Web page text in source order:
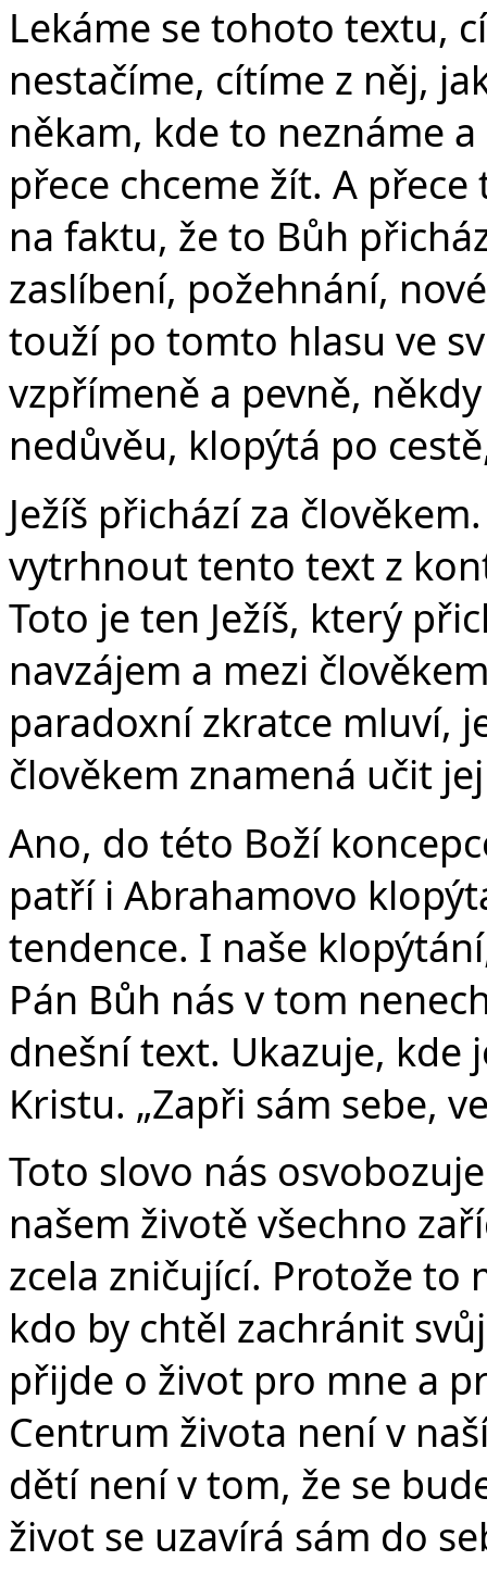
Lekáme se tohoto textu,
nestačíme, cítíme z něj,
někam, kde to neznáme
přece chceme žít. A
na faktu, že to Bůh
zaslíbení, požehnání,
touží po tomto hlasu ve
vzpřímeně a pevně,
nedůvěu, klopýtá po
Ježíš přichází za
vytrhnout tento text z
Toto je ten Ježíš, který
navzájem a mezi
paradoxní zkratce mluví,
člověkem znamená učit
Ano, do této Boží
patří i Abrahamovo
tendence. I naše
Pán Bůh nás v tom
dnešní text. Ukazuje, kde
Kristu. „Zapři sám sebe,
Toto slovo nás
našem životě všechno
zcela zničující. Protože to
kdo by chtěl zachránit
přijde o život pro mne a
Centrum života není v
dětí není v tom, že se
život se uzavírá sám do